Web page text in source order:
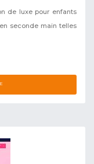
de luxe pour enfants
seconde main telles